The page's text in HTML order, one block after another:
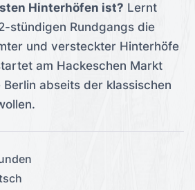
Hinterhöfen ist? Lernt
stündigen Rundgangs die
und versteckter Hinterhöfe
am Hackeschen Markt
abseits der klassischen